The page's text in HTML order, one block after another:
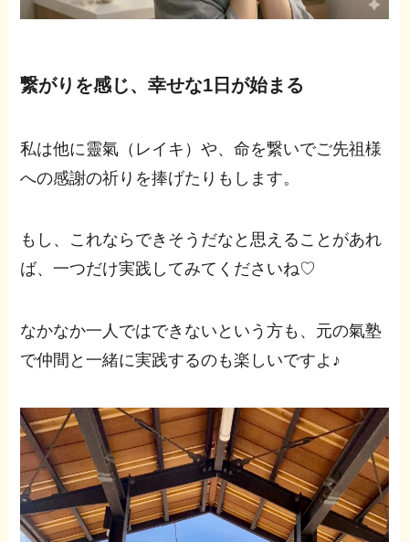
繋がりを感じ、幸せな1日が始まる
私は他に靈氣（レイキ）や、命を繋いでご先祖様
への感謝の祈りを捧げたりもします。
もし、これならできそうだなと思えることがあれ
ば、一つだけ実践してみてくださいね♡
なかなか一人ではできないという方も、元の氣塾
で仲間と一緒に実践するのも楽しいですよ♪